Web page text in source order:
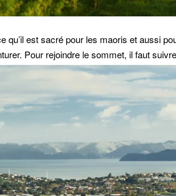
qu’il est sacré pour les maoris et aussi
Pour rejoindre le sommet, il faut